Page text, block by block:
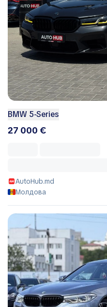
BMW 5-Series
27 000 €
AutoHub.md
Молдова